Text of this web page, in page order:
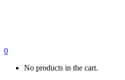
0
No products in the cart.